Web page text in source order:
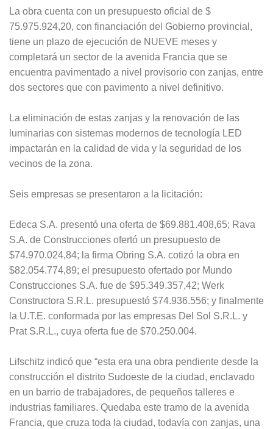
La obra cuenta con un presupuesto oficial de $
75.975.924,20, con financiación del Gobierno provincial,
tiene un plazo de ejecución de NUEVE meses y
completará un sector de la avenida Francia que se
encuentra pavimentado a nivel provisorio con zanjas, entre
dos sectores que con pavimento a nivel definitivo.
La eliminación de estas zanjas y la renovación de las
luminarias con sistemas modernos de tecnología LED
impactarán en la calidad de vida y la seguridad de los
vecinos de la zona.
Seis empresas se presentaron a la licitación:
Edeca S.A. presentó una oferta de $69.881.408,65; Rava
S.A. de Construcciones ofertó un presupuesto de
$74.970.024,84; la firma Obring S.A. cotizó la obra en
$82.054.774,89; el presupuesto ofertado por Mundo
Construcciones S.A. fue de $95.349.357,42; Werk
Constructora S.R.L. presupuestó $74.936.556; y finalmente
la U.T.E. conformada por las empresas Del Sol S.R.L. y
Prat S.R.L., cuya oferta fue de $70.250.004.
Lifschitz indicó que “esta era una obra pendiente desde la
construcción el distrito Sudoeste de la ciudad, enclavado
en un barrio de trabajadores, de pequeños talleres e
industrias familiares. Quedaba este tramo de la avenida
Francia, que cruza toda la ciudad, todavía con zanjas, una